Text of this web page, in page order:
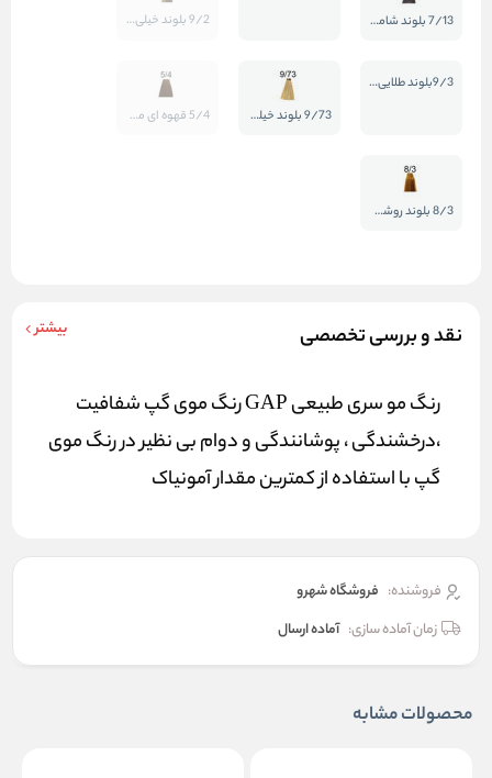
نقد و بررسی تخصصی بیشتر
رنگ مو سری طبیعی GAP رنگ موی گپ شفافیت
،درخشندگی ، پوشانندگی و دوام بی نظیر در رنگ موی
گپ با استفاده از کمترین مقدار آمونیاک
فروشنده: فروشگاه شهرو
زمان آماده سازی: آماده ارسال
7/13 بلوند شامپاینی
9/2 بلوند خیلی روشن زیتونی
9/3بلوند طلایی خیلی روشن
9/73 بلوند خیلی روشن نسکافه ای
5/4 قهوه ای مسی روشن
8/3 بلوند روشن طلایی
محصولات مشابه